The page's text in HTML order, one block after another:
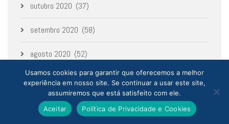
outubro 2020 (37)
setembro 2020 (58)
agosto 2020 (52)
julho 2020 (1)
junho 2020(12)
Usamos cookies para garantir que oferecemos a melhor
experiência em nosso site. Se continuar a usar este site,
assumiremos que está satisfeito com ele.
Aceitar
Política de Privacidade e Cookies